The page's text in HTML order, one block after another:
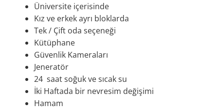
Üniversite içerisinde
Kız ve erkek ayrı bloklarda
Tek / Çift oda seçeneği
Kütüphane
Güvenlik Kameraları
Jeneratör
24 saat soğuk ve sıcak su
İki Haftada bir nevresim değişimi
Hamam